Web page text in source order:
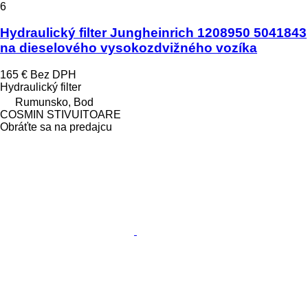
6
Hydraulický filter Jungheinrich 1208950 5041843
na dieselového vysokozdvižného vozíka
165 € Bez DPH
Hydraulický filter
Rumunsko, Bod
COSMIN STIVUITOARE
Obráťte sa na predajcu